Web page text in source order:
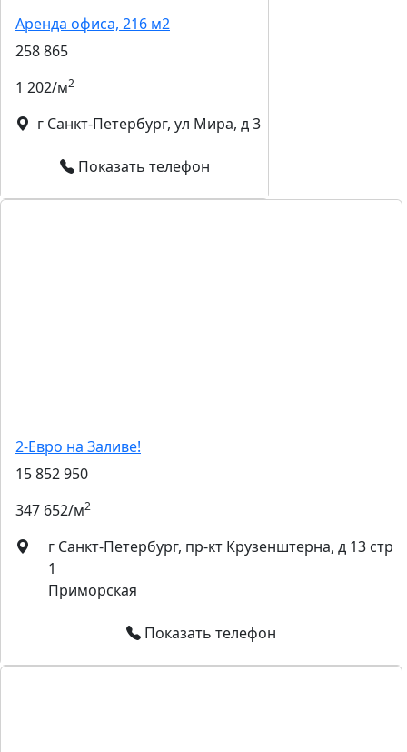
Аренда офиса, 216 м2
258 865
1 202/м2
г Санкт-Петербург, ул Мира, д 3
Показать телефон
2-Евро на Заливе!
15 852 950
347 652/м2
г Санкт-Петербург, пр-кт Крузенштерна, д 13 стр
1
Приморская
Показать телефон